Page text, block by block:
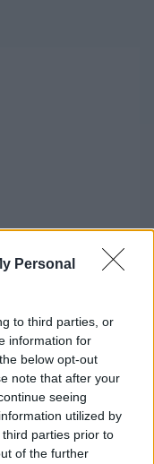
Personal
to third parties, or
information for
below opt-out
note that after your
seeing
utilized by
parties prior to
of the further
második
mutatott
köszönhetően a
is nagyobb